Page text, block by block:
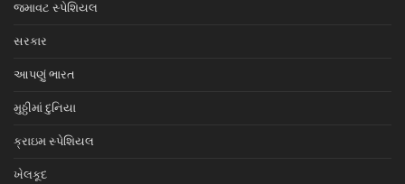
જમાવટ સ્પેશિયલ
સરકાર
આપણું ભારત
મુઠ્ઠીમાં દુનિયા
ક્રાઇમ સ્પેશિયલ
ખેલકૂદ